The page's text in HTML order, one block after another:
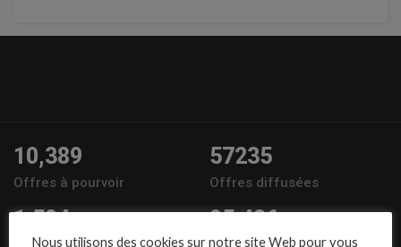
10,389
Offres à pourvoir
57235
Offres diffusées
1,504 95,486
Nous utilisons des cookies sur notre site Web pour vous